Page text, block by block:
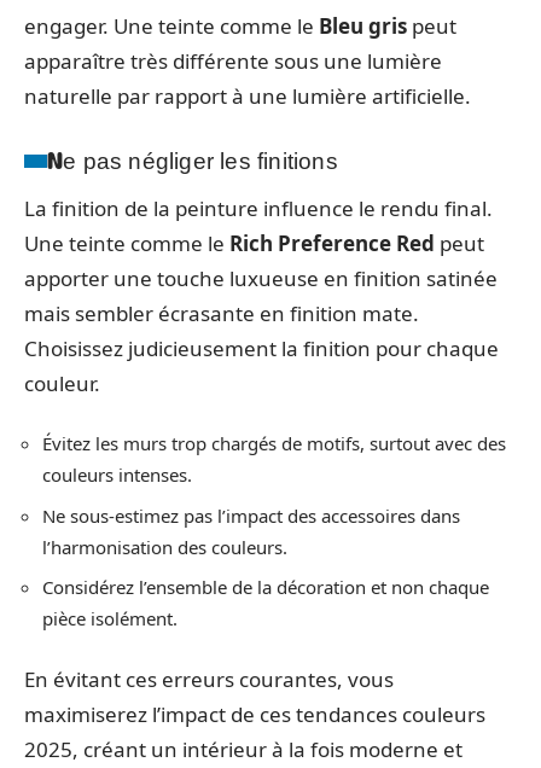
engager. Une teinte comme le Bleu gris peut
apparaître très différente sous une lumière
naturelle par rapport à une lumière artificielle.
Ne pas négliger les finitions
La finition de la peinture influence le rendu final.
Une teinte comme le Rich Preference Red peut
apporter une touche luxueuse en finition satinée
mais sembler écrasante en finition mate.
Choisissez judicieusement la finition pour chaque
couleur.
Évitez les murs trop chargés de motifs, surtout avec des
couleurs intenses.
Ne sous-estimez pas l’impact des accessoires dans
l’harmonisation des couleurs.
Considérez l’ensemble de la décoration et non chaque
pièce isolément.
En évitant ces erreurs courantes, vous
maximiserez l’impact de ces tendances couleurs
2025, créant un intérieur à la fois moderne et